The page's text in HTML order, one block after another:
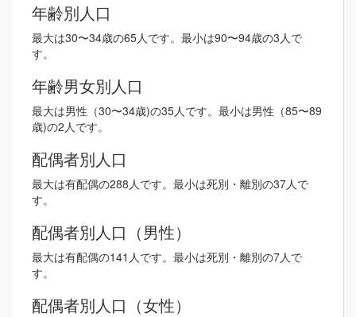
年齢別人口
最大は30〜34歳の65人です。最小は90〜94歳の3人で
す。
年齢男女別人口
最大は男性（30〜34歳)の35人です。最小は男性（85〜89
歳)の2人です。
配偶者別人口
最大は有配偶の288人です。最小は死別・離別の37人で
す。
配偶者別人口（男性）
最大は有配偶の141人です。最小は死別・離別の7人で
す。
配偶者別人口（女性）